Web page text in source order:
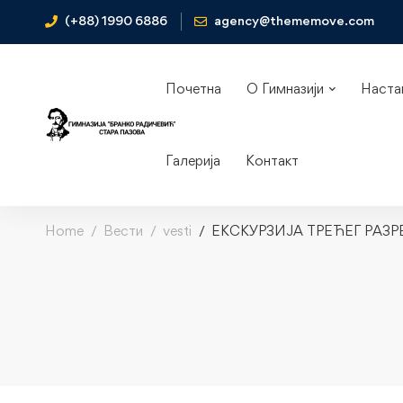
(+88) 1990 6886 agency@thememove.com
Почетна О Гимназији
Галерија Контакт
Home Вести vesti ЕКСКУРЗИЈА ТРЕЋЕГ